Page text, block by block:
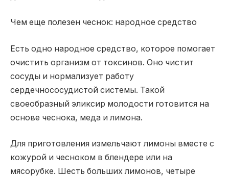
Чем еще полезен чеснок: народное средство
Есть одно народное средство, которое помогает
очистить организм от токсинов. Оно чистит
сосуды и нормализует работу
сердечнососудистой системы. Такой
своеобразный эликсир молодости готовится на
основе чеснока, меда и лимона.
Для приготовления измельчают лимоны вместе с
кожурой и чесноком в блендере или на
мясорубке. Шесть больших лимонов, четыре